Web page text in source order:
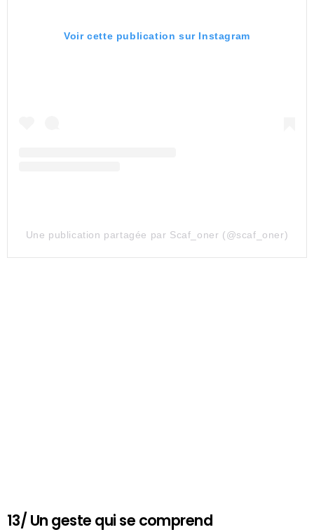
Voir cette publication sur Instagram
Une publication partagée par Scaf_oner (@scaf_oner)
13/ Un geste qui se comprend